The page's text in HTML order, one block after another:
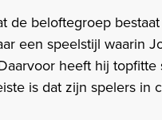
de beloftegroep
een speelstijl waarin
heeft hij
is dat zijn spelers in